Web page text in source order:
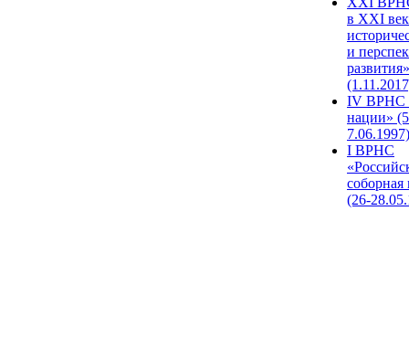
в XXI
и
развития»
IV ВРНС
нации»
7.06.1997)
I ВРНС
(26-